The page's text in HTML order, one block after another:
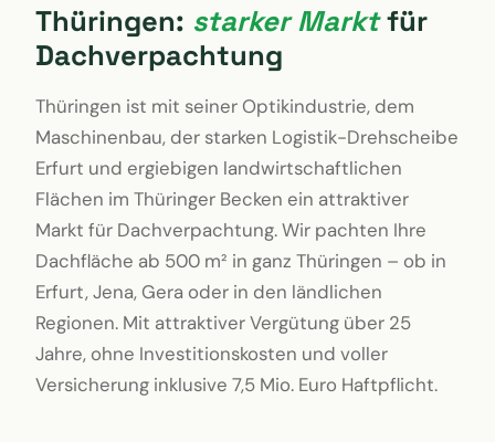
Thüringen: starker Marktfür
Dachverpachtung
Thüringen ist mit seiner Optikindustrie, dem
Maschinenbau, der starken Logistik-Drehscheibe
Erfurt und ergiebigen landwirtschaftlichen
Flächen im Thüringer Becken ein attraktiver
Markt für Dachverpachtung. Wir pachten Ihre
Dachfläche ab 500 m² in ganz Thüringen – ob in
Erfurt, Jena, Gera oder in den ländlichen
Regionen. Mit attraktiver Vergütung über 25
Jahre, ohne Investitionskosten und voller
Versicherung inklusive 7,5 Mio. Euro Haftpflicht.